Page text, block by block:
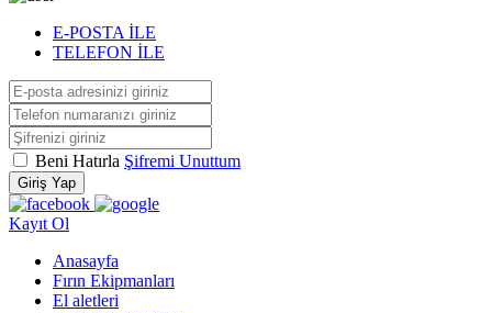
E-POSTA İLE
TELEFON İLE
Beni Hatırla Şifremi Unuttum
Giriş Yap
Kayıt Ol
Anasayfa
Fırın Ekipmanları
El aletleri